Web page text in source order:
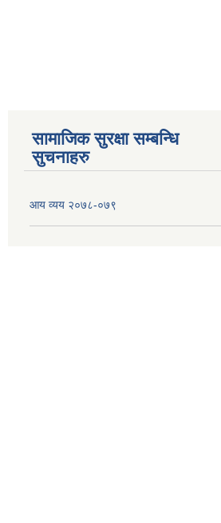
सामाजिक सुरक्षा सम्बन्धि
सुचनाहरु
आय व्यय २०७८-०७९